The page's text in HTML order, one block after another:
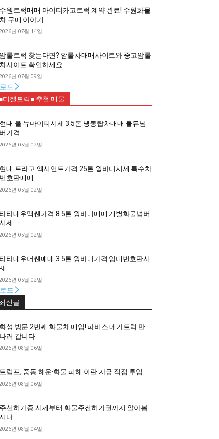
수원트럭매매 마이티카고트럭 계약 완료! 수원화물
차 구매 이야기
2026년 07월 14일
암롤트럭 찾는다면? 암롤차매매사이트와 중고암롤
차사이트 확인하세요
2026년 07월 09일
드
디젤트럭■ 추천.매물
현대 올 뉴마이티시세 3.5톤 냉동탑차매매 물류넘
버가격
2026년 06월 02일
현대 트라고 엑시언트가격 25톤 윙바디시세 특수차
번호판매매
2026년 06월 02일
타타대우맥쎈가격 8.5톤 윙바디매매 개별화물넘버
시세
2026년 06월 02일
타타대우더쎈매매 3.5톤 윙바디가격 임대번호판시
세
2026년 06월 02일
드
신글
화성 방문 2번째 화물차 매입! 파비스 메가트럭 만
나러 갑니다
2026년 08월 06일
트럼프, 중동 해운·화물 피해 이란 자금 직접 투입
2026년 08월 06일
주선허가증 시세부터 화물주선허가권까지 알아봅
시다
2026년 08월 04일